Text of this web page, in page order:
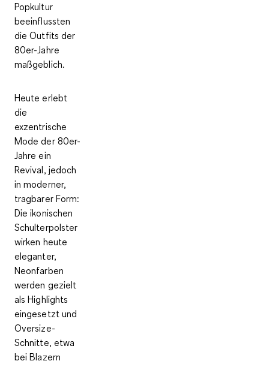
Popkultur
beeinflussten
die Outfits der
80er-Jahre
maßgeblich.
Heute erlebt
die
exzentrische
Mode der 80er-
Jahre ein
Revival, jedoch
inmoderner,
tragbarer Form:
Die ikonischen
Schulterpolster
wirken heute
eleganter,
Neonfarben
werden gezielt
als Highlights
eingesetzt und
Oversize-
Schnitte, etwa
bei Blazern